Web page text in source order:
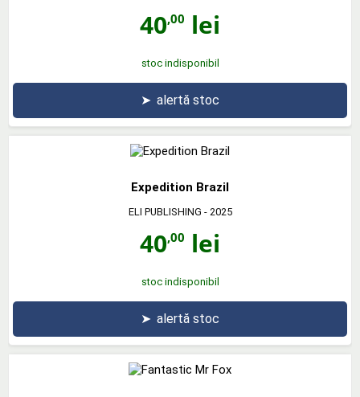
40,00 lei
stoc indisponibil
➤ alertă stoc
Expedition Brazil
ELI PUBLISHING - 2025
40,00 lei
stoc indisponibil
➤ alertă stoc